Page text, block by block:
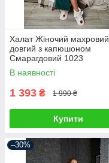
Халат Жіночий махровий
довгий з капюшоном
Смарагдовий 1023
В наявності
1 393 ₴ 1 990 ₴
Купити
–30%